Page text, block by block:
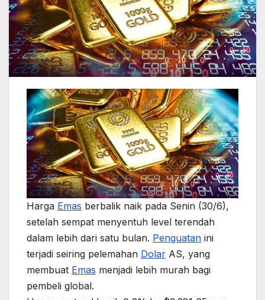
Harga Emas berbalik naik pada Senin (30/6),
setelah sempat menyentuh level terendah
dalam lebih dari satu bulan. Penguatan ini
terjadi seiring pelemahan Dolar AS, yang
membuat Emas menjadi lebih murah bagi
pembeli global.